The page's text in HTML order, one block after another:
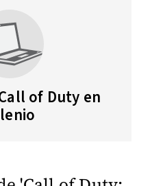
of Duty en